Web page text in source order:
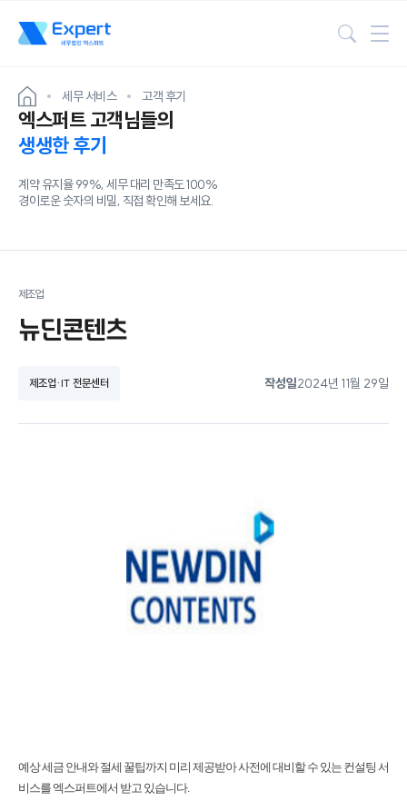
검색
엑스퍼트 고객님들의
생생한 후기
계약 유지율 99%, 세무 대리 만족도 100%
경이로운 숫자의 비밀, 직접 확인해 보세요.
세무 서비스 고객 후기
제조업
뉴딘콘텐츠
제조업·IT 전문센터 작성일2024년 11월 29일
예상 세금 안내와 절세 꿀팁까지 미리 제공받아 사전에 대비할 수 있는 컨설팅 서
비스를 엑스퍼트에서 받고 있습니다.